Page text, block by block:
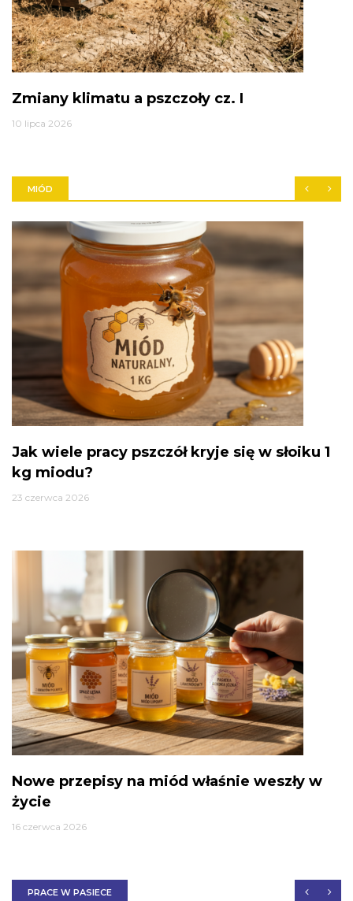
Zmiany klimatu a pszczoły cz. I
10 lipca 2026
MIÓD
Jak wiele pracy pszczół kryje się w słoiku 1
kg miodu?
23 czerwca 2026
Nowe przepisy na miód właśnie weszły w
życie
16 czerwca 2026
PRACE W PASIECE